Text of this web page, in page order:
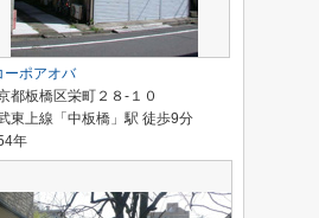
ーポアオバ
都板橋区栄町２８-１０
東上線「中板橋」駅 徒歩9分
年